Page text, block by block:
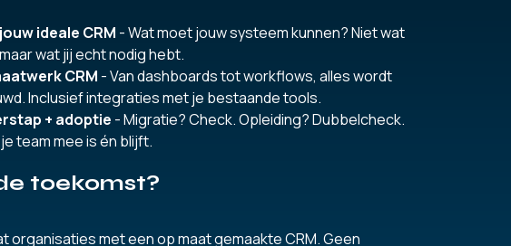
ideale CRM - Wat moet jouw systeem kunnen? Niet wat
wat jij echt nodig hebt.
CRM - Van dashboards tot workflows, alles wordt
Inclusief integraties met je bestaande tools.
+ adoptie - Migratie? Check. Opleiding? Dubbelcheck.
team mee is én blijft.
toekomst?
organisaties met een op maat gemaakte CRM. Geen